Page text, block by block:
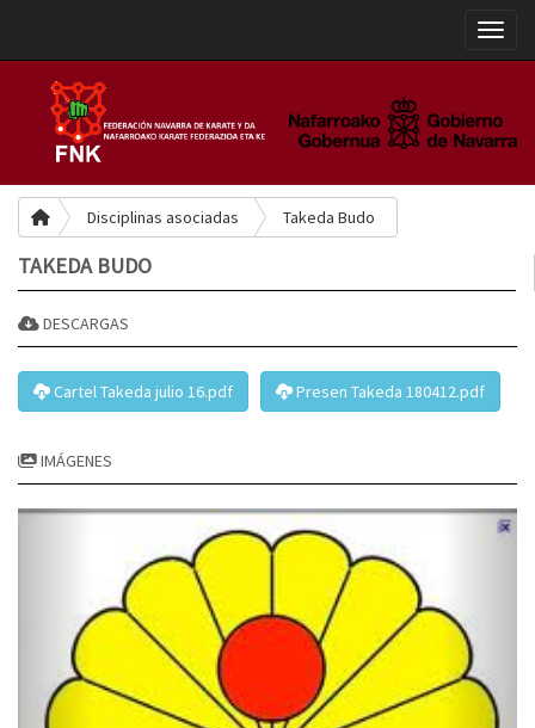
Disciplinas asociadas Takeda Budo
TAKEDA BUDO
DESCARGAS
Cartel Takeda julio 16.pdf Presen Takeda 180412.pdf
IMÁGENES